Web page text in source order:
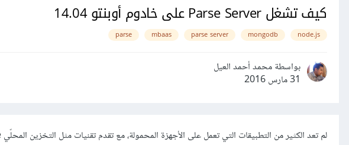
كيف تشغل Parse Server على خادوم أوبنتو 14.04
node.js
mongodb
parse server
mbaas
parse
بواسطة محمد أحمد العيل
31 مارس 2016